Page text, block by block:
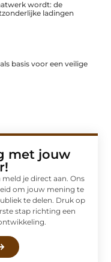
wordt: de
ladingen
basis voor een veilige
met jouw
je direct aan. Ons
om jouw mening te
te delen. Druk op
stap richting een